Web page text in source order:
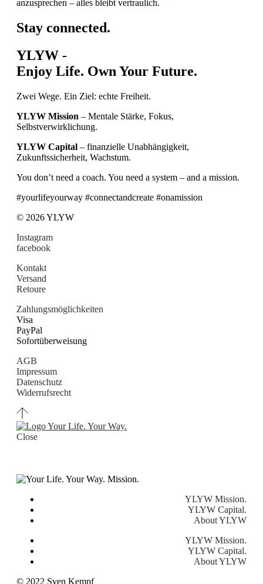
anzusprechen – alles bleibt vertraulich.
Stay connected.
YLYW -
Enjoy Life. Own Your Future.
Zwei Wege. Ein Ziel: echte Freiheit.
YLYW Mission – Mentale Stärke, Fokus,
Selbstverwirklichung.
YLYW Capital – finanzielle Unabhängigkeit,
Zukunftssicherheit, Wachstum.
You don’t need a coach. You need a system – and a mission.
#yourlifeyourway #connectandcreate #onamission
© 2026 YLYW
Instagram
facebook
Kontakt
Versand
Retoure
Zahlungsmöglichkeiten
Visa
PayPal
Sofortüberweisung
AGB
Impressum
Datenschutz
Widerrufsrecht
Close
YLYW Mission.
YLYW Capital.
About YLYW
YLYW Mission.
YLYW Capital.
About YLYW
© 2022 Sven Kempf